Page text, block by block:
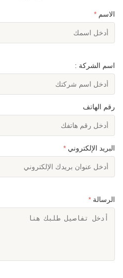
الاسم *
اسم الشركة :
رقم الهاتف
البريد الإلكتروني *
الرسالة *